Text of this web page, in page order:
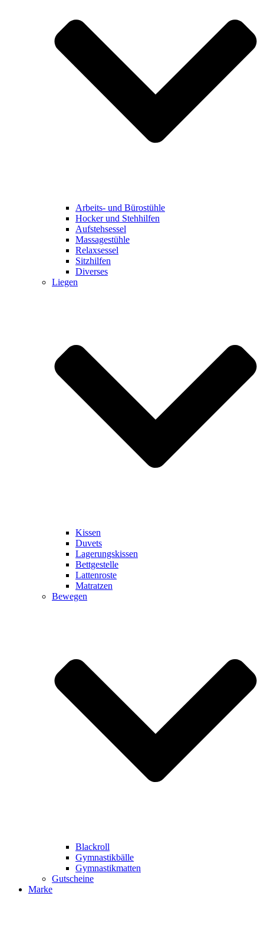
Arbeits- und Bürostühle
Hocker und Stehhilfen
Aufstehsessel
Massagestühle
Relaxsessel
Sitzhilfen
Diverses
Liegen
Kissen
Duvets
Lagerungskissen
Bettgestelle
Lattenroste
Matratzen
Bewegen
Blackroll
Gymnastikbälle
Gymnastikmatten
Gutscheine
Marke